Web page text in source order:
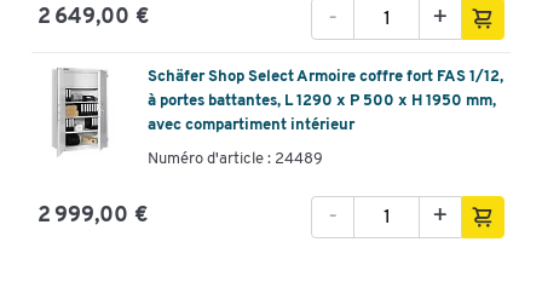
2 649,00 € +
-
Schäfer Shop Select Armoire coffre fort FAS 1/12,
à portes battantes, L 1290 x P 500 x H 1950 mm,
avec compartiment intérieur
Numéro d'article : 24489
2 999,00 € +
-